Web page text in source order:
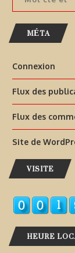
MÉTA
Connexion
Flux des
Flux des
Site de
VISITE
HEURE